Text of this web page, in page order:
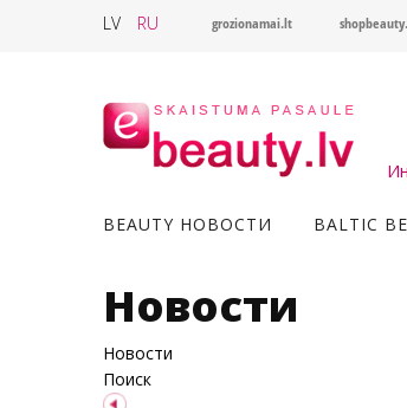
LV RU grozionamai.lt
BEAUTY НОВОСТИ BALTIC
Новости
Новости
Поиск